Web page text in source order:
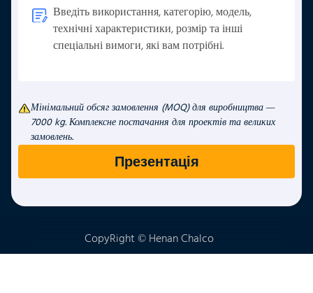
Мінімальний обсяг замовлення (MOQ) для виробництва —
7000 kg. Комплексне постачання для проектів та великих
замовлень.
CopyRight © Henan Chalco